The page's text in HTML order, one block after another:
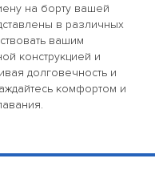
на борту вашей
в различных
вашим
конструкцией и
долговечность и
комфортом и